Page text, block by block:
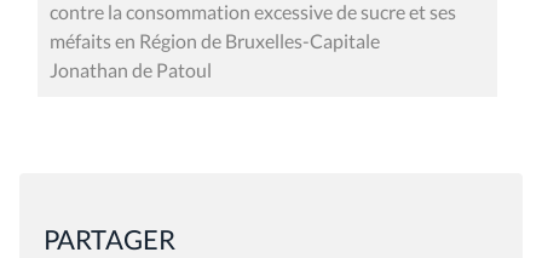
contre la consommation excessive de sucre et ses
méfaits en Région de Bruxelles-Capitale
Jonathan de Patoul
PARTAGER